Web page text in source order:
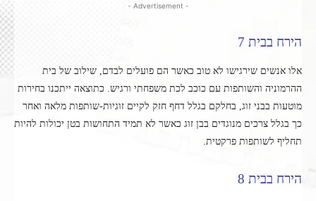
- Advertisement -
הירח בבית 7
אלו אנשים שירגישו לא טוב כאשר הם פועלים לבדם, שילוב של בית
ההרמוניה והשותפות עם כוכב לכת משפחתי ורגיש. כתוצאה ייתכנו בחירות
מוטעות בבני זוג, בחלקם בגלל דחף חזק לקיים זוגיות-שותפות מלאה ואחר
כך בגלל צרכים מנוגדים בבן זוג כאשר לא תמיד התחושות בטן יכולות להיות
תחליף לשותפות פרקטית.
הירח בבית 8